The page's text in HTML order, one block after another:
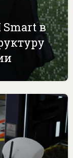
Smart в